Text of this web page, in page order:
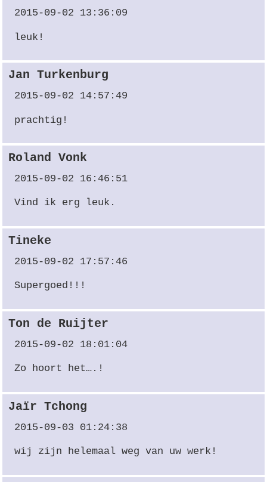
2015-09-02 13:36:09
leuk!
Jan Turkenburg
2015-09-02 14:57:49
prachtig!
Roland Vonk
2015-09-02 16:46:51
Vind ik erg leuk.
Tineke
2015-09-02 17:57:46
Supergoed!!!
Ton de Ruijter
2015-09-02 18:01:04
Zo hoort het….!
Jaïr Tchong
2015-09-03 01:24:38
wij zijn helemaal weg van uw werk!